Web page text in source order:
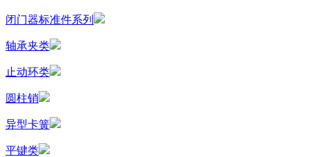
闭门器标准件系列
轴承夹类
止动环类
圆柱销
异型卡簧
平键类